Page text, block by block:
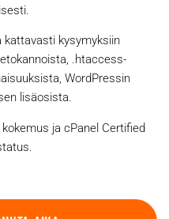
kattavasti kysymyksiin
.htaccess-
WordPressin
lisäosista.
ja cPanel Certified